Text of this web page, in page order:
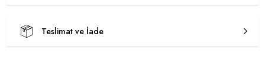
Teslimat ve İade